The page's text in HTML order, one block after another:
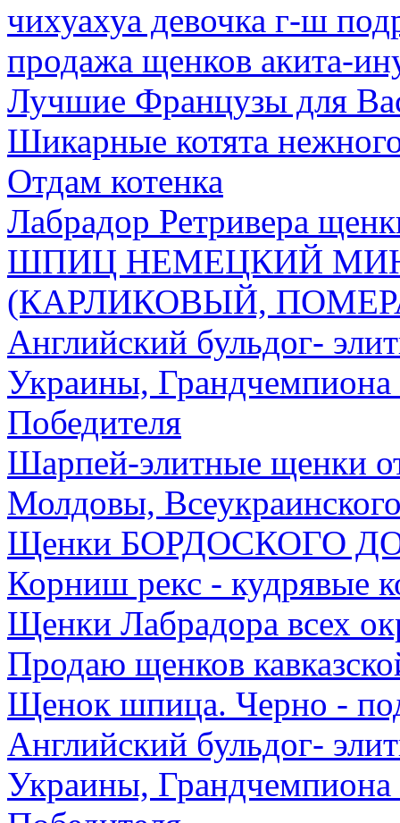
чихуахуа девочка г-ш
продажа щенков акита-
Лучшие Французы для
Шикарные котята
Отдам котенка
Лабрадор Ретривера
ШПИЦ НЕМЕЦКИЙ
(КАРЛИКОВЫЙ,
Английский бульдог-
Украины,
Победителя
Шарпей-элитные щенки
Молдовы,
Щенки БОРДОСКОГО
Корниш рекс - кудрявые
Щенки Лабрадора всех
Продаю щенков
Щенок шпица. Черно -
Английский бульдог-
Украины,